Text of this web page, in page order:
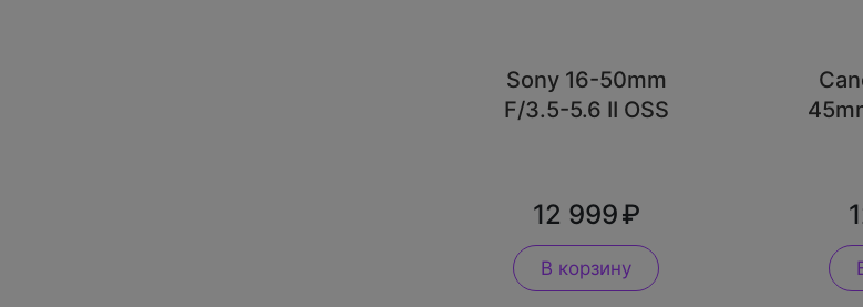
Sony 16-50mm
F/3.5-5.6 II OSS
12 999
В корзину